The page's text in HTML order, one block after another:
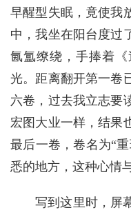
早醒型失眠，竟使我
中，我坐在阳台度过
氤氲缭绕，手捧着
光。距离翻开第一卷
六卷，过去我立志要
宏图大业一样，结果
最后一卷，卷名为“
悉的地方，这种心情
写到这里时，屏